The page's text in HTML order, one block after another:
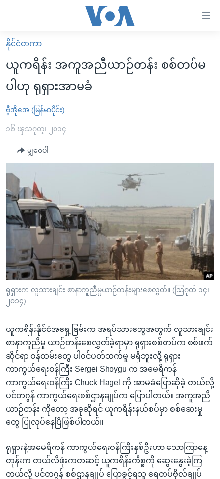
လွယ်ကူ
စေ
သည့်
များ
ပင်မ
ရန်
အ
စာမျက်နှာ
သို့
ကျော်
ကြည့်
ရန်
နေရာ
သို့
ကျော်
ရန်
မူလစာမျက်နှာ
မြန်မာ
ကမ္ဘာ့သတင်းများ
နိုင်ငံတကာ
အစ္စရေး-ပါလက်စတိုင်း
ဗွီဒီယို
သတင်းလွတ်လပ်ခွင့်
အင်္ဂလိပ်စာလေ့လာမယ်
အမေရိကန်သုံးအီဒီယံ
မကြေးမုံရဲ့ အင်္ဂလိပ်စာ
ရုပ်ရှင်ထဲက အင်္ဂလိပ်စာ
သုတပဒေသာ အင်္ဂလိပ်စာ
အပတ်စဉ်ကဏ္ဍများ
ရေဒီယို
တီဗွီ
ရေဒီယိုနှင့်ရုပ်သံ အချက်အလက်များ
ရေဒီယို/တီဗွီအစီအစဉ်
Learning English
ဗွီအိုအေ လူမှုကွန်ယက်များ
နိုင်ငံတကာ
ယူကရိန်း အကူအညီယာဉ်တန်း စစ်တပ်မ
ပါဟု ရုရှားအာမခံ
ဗွီအိုအေ (မြန်မာပိုင်း)
၁၆ ၾသဂုတ္၊ ၂၀၁၄
မျှဝေပါ
ရုရှားက လူသားချင်း စာနာကူညီမှုယာဉ်တန်းများစေလွှတ်။ (သြဂုတ် ၁၄၊
၂၀၁၄)
ယူကရိန်းနိုင်ငံအရှေ့ခြမ်းက အရပ်သားတွေအတွက် လူသားချင်း
စာနာကူညီမှု ယာဉ်တန်းစေလွှတ်ခဲ့ရာမှာ ရုရှားစစ်တပ်က စစ်ဖက်
ဆိုင်ရာ ဝန်ထမ်းတွေ ပါဝင်ပတ်သက်မှု မရှိဘူးလို့ ရုရှား
ကာကွယ်ရေးဝန်ကြီး Sergei Shoygu က အမေရိကန်
ကာကွယ်ရေးဝန်ကြီး Chuck Hagel ကို အာမခံပြောဆိုခဲ့ တယ်လို့
ပင်တဂွန် ကာကွယ်ရေးစစ်ဌာနချုပ်က ပြောပါတယ်။ အကူအညီ
ယာဉ်တန်း ကိုတော့ အခုဆိုရင် ယူကရိန်းနယ်စပ်မှာ စစ်ဆေးမှု
တွေ ပြုလုပ်နေပြီဖြစ်ပါတယ်။
ရုရှားနဲ့အမေရိကန် ကာကွယ်ရေးဝန်ကြီးနှစ်ဦးဟာ သောကြာနေ့
တုန်းက တယ်လီဖုံးကတဆင့် ယူကရိန်းကိစ္စကို ဆွေးနွေးခဲ့ကြ
တယ်လို့ ပင်တဂွန် စစ်ဌာနချုပ် ပြောခွင့်ရသူ ရေတပ်ဗိုလ်ချုပ်